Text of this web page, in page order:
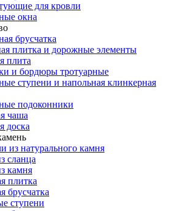
для кровли
окна
брусчатка
плитка и дорожные элементы
плита
и бордюры тротуарные
ступени и напольная клинкерная
подоконники
чаша
доска
из натурального камня
сланца
камня
плитка
брусчатка
ступени